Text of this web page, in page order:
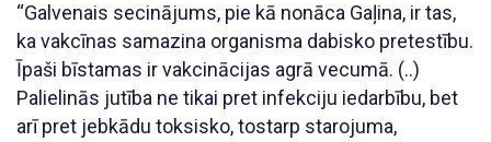
“Galvenais secinājums, pie kā nonāca Gaļina, ir tas,
ka vakcīnas samazina organisma dabisko pretestību.
Īpaši bīstamas ir vakcinācijas agrā vecumā. (..)
Palielinās jutība ne tikai pret infekciju iedarbību, bet
arī pret jebkādu toksisko, tostarp starojuma,